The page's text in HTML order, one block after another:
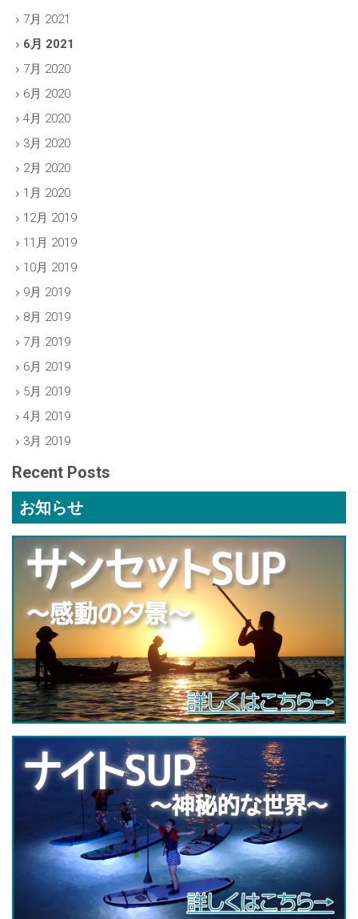
7月 2021
6月 2021
7月 2020
6月 2020
4月 2020
3月 2020
2月 2020
1月 2020
12月 2019
11月 2019
10月 2019
9月 2019
8月 2019
7月 2019
6月 2019
5月 2019
4月 2019
3月 2019
Recent Posts
お知らせ